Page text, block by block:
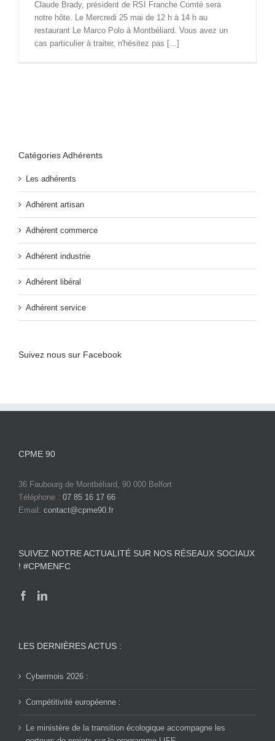
Claude Brady, président de RSI Franche Comté sera
notre hôte. Le Mercredi 25 mai de 12 h à 14 h au
restaurant Le Marco Polo à Montbéliard. Vous avez un
cas particulier à traiter, n'hésitez pas [...]
Catégories Adhérents
Les adhérents
Adhérent artisan
Adhérent commerce
Adhérent industrie
Adhérent libéral
Adhérent service
Suivez nous sur Facebook
CPME 90
36 Faubourg de Montbéliard, 90 000 Belfort
Téléphone : 07 85 16 17 66
Email: contact@cpme90.fr
SUIVEZ NOTRE ACTUALITÉ SUR NOS RÉSEAUX SOCIAUX
! #CPMENFC
LES DERNIÈRES ACTUS :
Cybermois 2026 :
Compétitivité européenne :
Le ministère de la transition écologique accompagne les